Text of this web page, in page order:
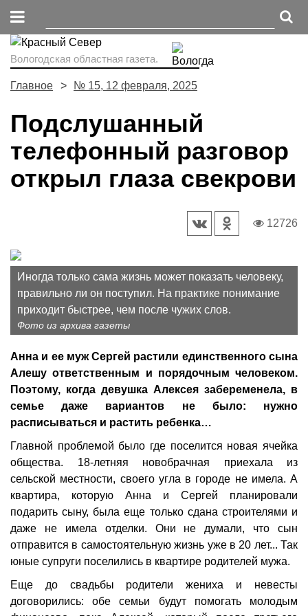
Вологодская областная газета.
Главное № 15, 12 февраля, 2025
Подслушанный
телефонный разговор
открыл глаза свекрови
12726
Иногда только сама жизнь может показать человеку,
правильно ли он поступил. На практике понимание
приходит быстрее, чем после чужих слов.
Фото из архива газеты
Анна и ее муж Сергей растили единственного сына
Алешу ответственным и порядочным человеком.
Поэтому, когда девушка Алексея забеременела, в
семье даже вариантов не было: нужно
расписываться и растить ребенка…
Главной проблемой было где поселится новая ячейка
общества. 18-летняя новобрачная приехала из
сельской местности, своего угла в городе не имела. А
квартира, которую Анна и Сергей планировали
подарить сыну, была еще только сдана строителями и
даже не имела отделки. Они не думали, что сын
отправится в самостоятельную жизнь уже в 20 лет... Так
юные супруги поселились в квартире родителей мужа.
Еще до свадьбы родители жениха и невесты
договорились: обе семьи будут помогать молодым